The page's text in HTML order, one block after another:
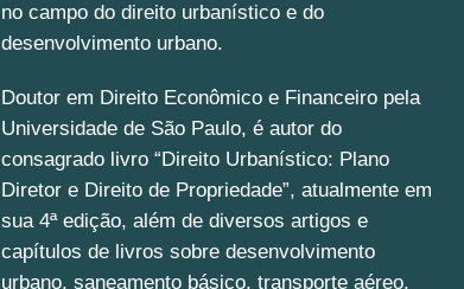
no campo do direito urbanístico e do
desenvolvimento urbano.
Doutor em Direito Econômico e Financeiro pela
Universidade de São Paulo, é autor do
consagrado livro “Direito Urbanístico: Plano
Diretor e Direito de Propriedade”, atualmente em
sua 4ª edição, além de diversos artigos e
capítulos de livros sobre desenvolvimento
urbano, saneamento básico, transporte aéreo,